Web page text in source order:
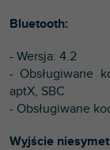
Bluetooth:
- Wersja: 4.2
- Obsługiwane
aptX, SBC
- Obsługiwane
Wyjście